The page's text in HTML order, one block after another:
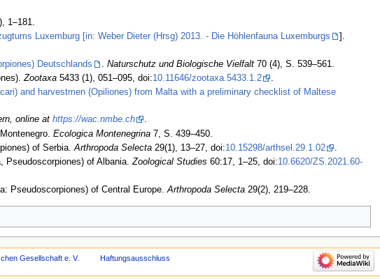
1–181.
Luxemburg [in: Weber Dieter (Hrsg) 2013. - Die Höhlenfauna Luxemburgs
].
Deutschlands Naturschutz und Biologische Vielfalt70 (4), S. 539–561.
Zootaxa5433 (1), 051–095, doi:10.11646/zootaxa.5433.1.2
.
and harvestmen (Opiliones) from Malta with a preliminary checklist of Maltese
online at https://wac.nmbe.ch
.
Ecologica Montenegrina7, S. 439–450.
of Serbia.Arthropoda Selecta29(1), 13–27, doi:10.15298/arthsel.29.1.02
.
Pseudoscorpiones) of Albania.Zoological Studies 60:17, 1–25, doi:10.6620/ZS.2021.60-
Pseudoscorpiones) of Central Europe. Arthropoda Selecta29(2), 219–228.
Gesellschaft e. V. Haftungsausschluss